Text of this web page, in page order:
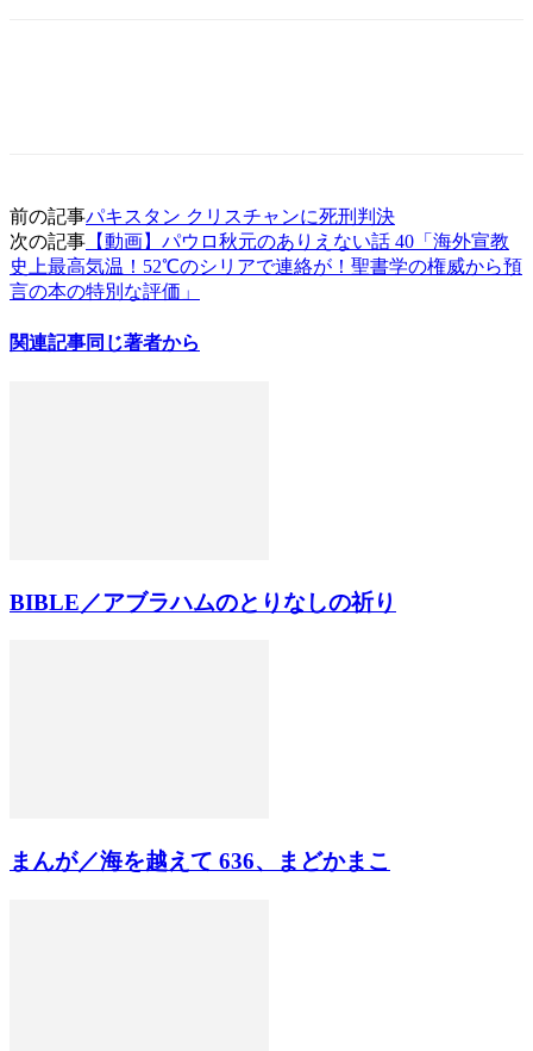
前の記事パキスタン クリスチャンに死刑判決
次の記事 【動画】パウロ秋元のありえない話 40「海外宣教
史上最高気温！52℃のシリアで連絡が！聖書学の権威から預
言の本の特別な評価」
関連記事同じ著者から
BIBLE／アブラハムのとりなしの祈り
まんが／海を越えて 636、まどかまこ